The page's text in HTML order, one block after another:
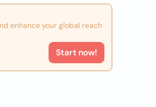
enhance your global reach
Start now!